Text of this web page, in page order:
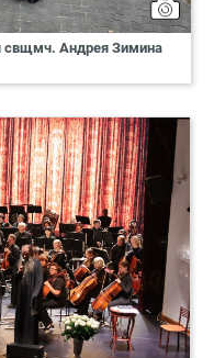
свщмч. Андрея Зимина